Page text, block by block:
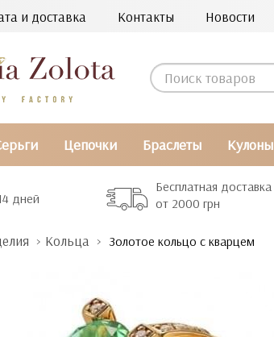
и доставка Контакты Новости
Цепочки Браслеты Кулоны
дней
Бесплатная доставка
от 2000 грн
Кольца Золотое кольцо с кварцем